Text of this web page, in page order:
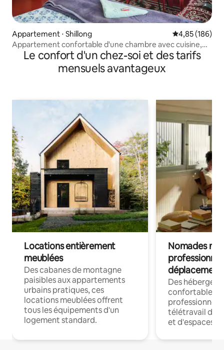
Appartement ⋅ Shillong Évaluation
4,85 (186)
Appartement confortable d'une chambre avec cuisine,
parking, Wi-Fi
Le confort d'un chez-soi et des tarifs
mensuels avantageux
Locations entièrement
meublées
Des cabanes de montagne
paisibles aux appartements
urbains pratiques, ces
locations meublées offrent
tous les équipements d'un
logement standard.
Nomades
déplacement
Des
confortables
professionnels
télétravail
et d'espaces